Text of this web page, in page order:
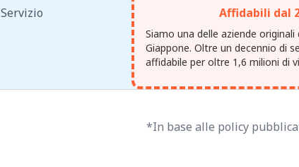
Servizio Affidabili dal
Siamo una delle aziende originali
Giappone. Oltre un decennio di
affidabile per oltre 1,6 milioni di
*In base alle policy